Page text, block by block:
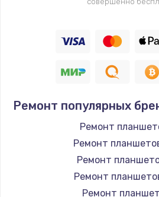
Замена
1330 руб.
Замена
1190 руб.
Заказать
Замена
Ремонт популярных
Ремонт
Ремонт
Ремонт
Ремонт
Ремонт